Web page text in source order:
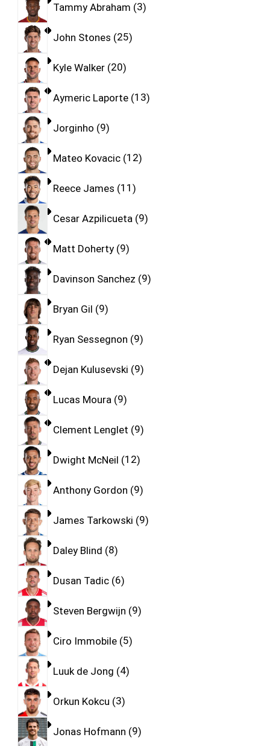
Tammy Abraham 3
John Stones 25
Kyle Walker 20
Aymeric Laporte 13
Jorginho 9
Mateo Kovacic 12
Reece James 11
Cesar Azpilicueta 9
Matt Doherty 9
Davinson Sanchez 9
Bryan Gil 9
Ryan Sessegnon 9
Dejan Kulusevski 9
Lucas Moura 9
Clement Lenglet 9
Dwight McNeil 12
Anthony Gordon 9
James Tarkowski 9
Daley Blind 8
Dusan Tadic 6
Steven Bergwijn 9
Ciro Immobile 5
Luuk de Jong 4
Orkun Kokcu 3
Jonas Hofmann 9